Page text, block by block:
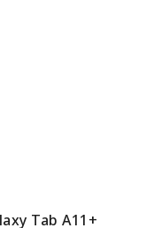
Tab A11+